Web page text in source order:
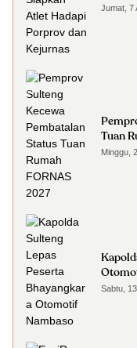
Jumat, 7
Tuan
Minggu,
Sabtu,